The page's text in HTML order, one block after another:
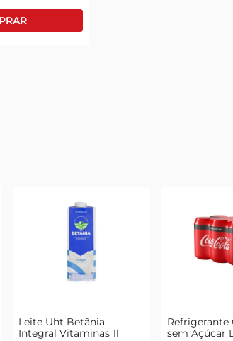
Leite Uht Betânia
Integral Vitaminas 1l
Refrigerante
sem Açúcar